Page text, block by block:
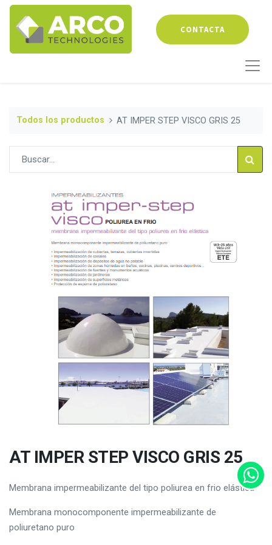
CONTACTA
Todos los productos AT IMPER STEP VISCO GRIS 25
AT IMPER STEP VISCO GRIS 25
Membrana impermeabilizante del tipo poliurea en frio elástica
Membrana monocomponente impermeabilizante de
poliuretano puro